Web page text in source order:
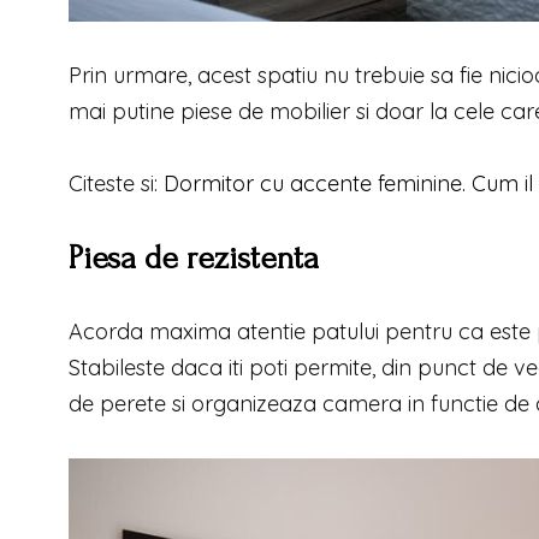
Prin urmare, acest spatiu nu trebuie sa fie
mai putine piese de mobilier si doar la cele
Citeste si: Dormitor cu accente feminine. Cum
Piesa de rezistenta
Acorda maxima atentie patului pentru ca
Stabileste daca iti poti permite, din punct de
de perete si organizeaza camera in functie de